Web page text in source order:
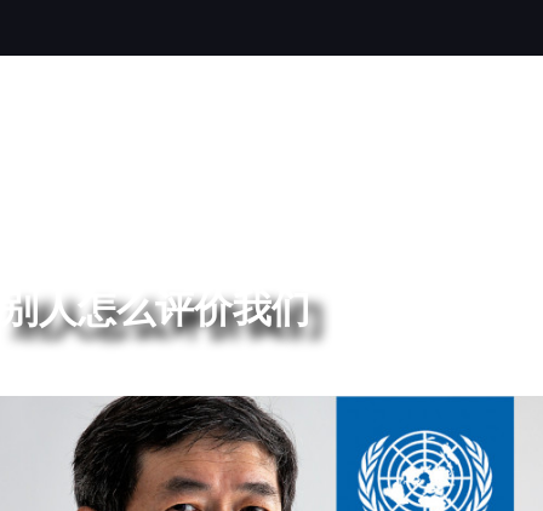
别人怎么评价我们